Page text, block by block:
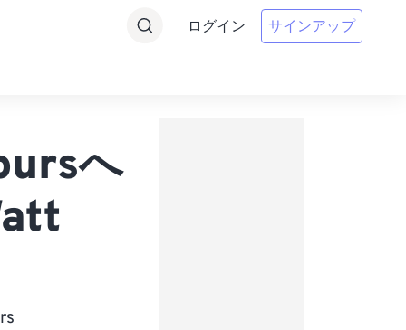
ログイン サインアップ
へ